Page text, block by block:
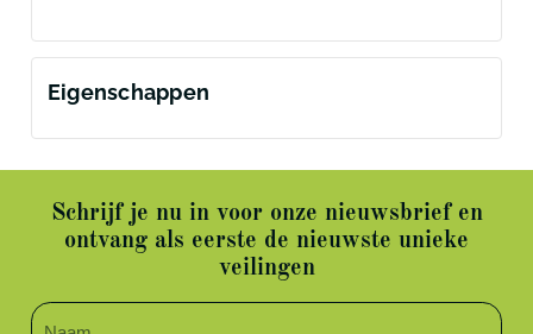
Eigenschappen
Schrijf je nu in voor onze nieuwsbrief en
ontvang als eerste de nieuwste unieke
veilingen